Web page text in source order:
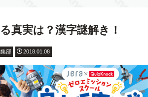
真実は？漢字謎解き！
部 2018.01.08